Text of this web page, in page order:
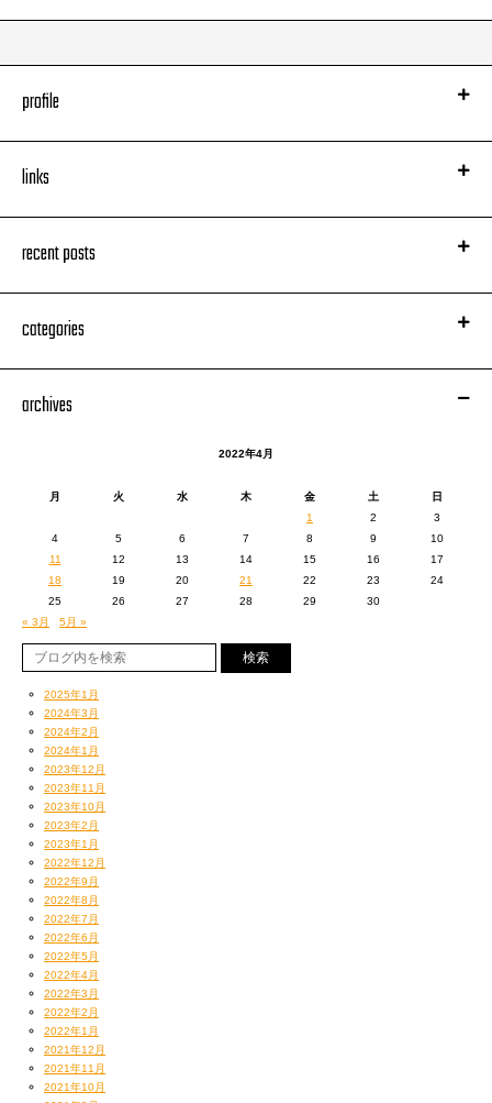
意を決して山を降りることにした。
所々スマホのライトをかざしながら。
そんなこんなで
鹿児島における僕らの「約束の土地」
SR Hallのあるキャパルボビルがあるのであった
そこの階段でいつも九州のサポーターのみんなと
入り待ち出待ちで
ワイワイガヤガヤしてるのであった
なんかいろいろ思い出して切なくなった（酔ってるw）
早く九州のみんなとも再会したいなあ
profile
links
recent posts
categories
archives
2022年4月
月 火 水 木 金 土
日
1
2
3
4
5 6 7 8 9
10
11
12 13 14 15 16
17
18
19 20 21 22 23
24
25
26 27 28 29
30
« 3月
5月 »
2025年1月
2024年3月
2024年2月
2024年1月
2023年12月
2023年11月
2023年10月
2023年2月
2023年1月
2022年12月
2022年9月
2022年8月
2022年7月
2022年6月
2022年5月
2022年4月
2022年3月
2022年2月
2022年1月
2021年12月
2021年11月
2021年10月